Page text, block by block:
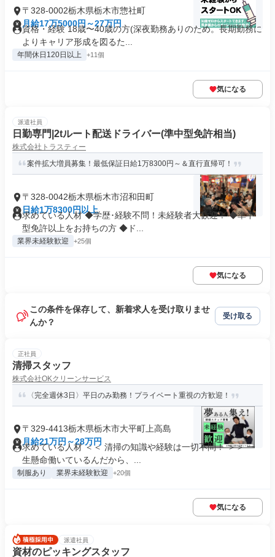
〒328-0002栃木県栃木市惣社町
月給17万5000円～27万円
資格・経験 18歳〜40歳の方(深夜勤務ありのため。長期勤務に
よりキャリア形成を図るた...
年間休日120日以上 +11個
気になる
派遣社員
日勤専門|2tルート配送ドライバー(準中型免許相当)
株式会社トラスティー
案件拡大増員募集！最低保証日給1万8300円～＆直行直帰可！
〒328-0042栃木県栃木市沼和田町
日給1万8300円以上
求めている人材 ◆学歴･経験不問！未経験者大歓迎！ ◆準中
型免許以上をお持ちの方 ◆ド...
業界未経験歓迎 +25個
気になる
この条件を保存して、新着求人を受け取りませ
んか？
受け取る
正社員
清掃スタッフ
株式会社OKクリーンサービス
〈完全週休3日〉平日のみ勤務！プライベート重視の方歓迎！
〒329-4413栃木県栃木市大平町上高島
月給21万円～28万円
求めている人材 ＜＜ 清掃の知識や経験は一切不問！ ＞＞ 一
生懸命働いているんだから、...
制服あり 業界未経験歓迎 +20個
気になる
派遣社員
資材のピッキングスタッフ